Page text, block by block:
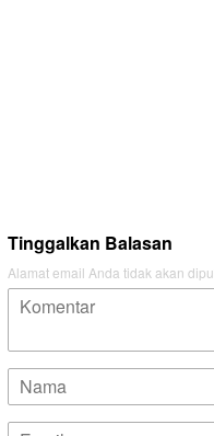
Tinggalkan Balasan
Alamat email Anda tidak akan